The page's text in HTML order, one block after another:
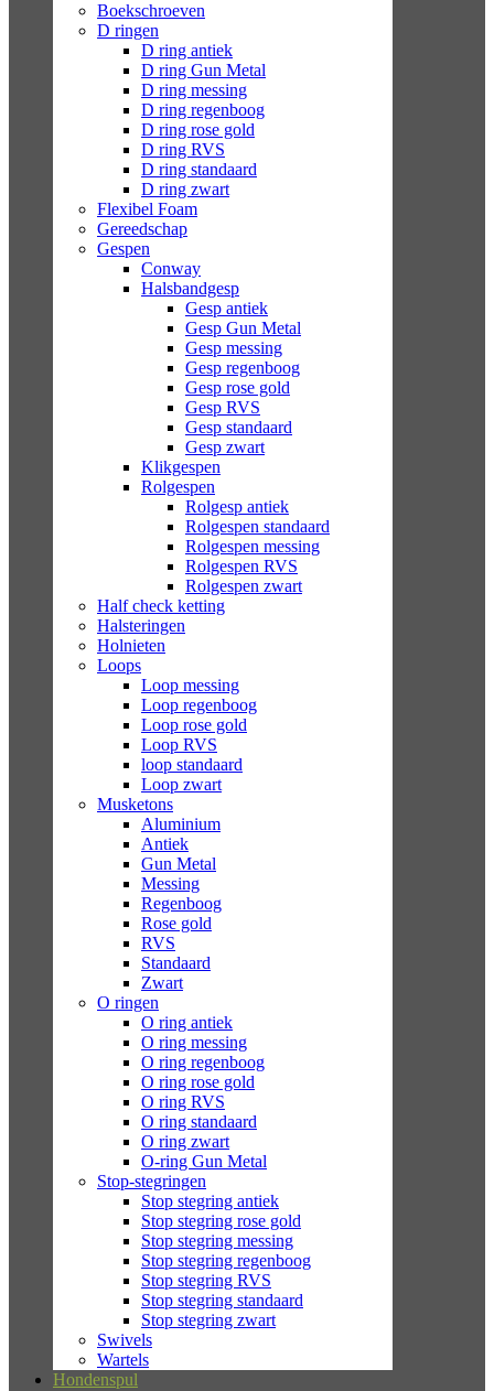
Boekschroeven
D ringen
D ring antiek
D ring Gun Metal
D ring messing
D ring regenboog
D ring rose gold
D ring RVS
D ring standaard
D ring zwart
Flexibel Foam
Gereedschap
Gespen
Conway
Halsbandgesp
Gesp antiek
Gesp Gun Metal
Gesp messing
Gesp regenboog
Gesp rose gold
Gesp RVS
Gesp standaard
Gesp zwart
Klikgespen
Rolgespen
Rolgesp antiek
Rolgespen standaard
Rolgespen messing
Rolgespen RVS
Rolgespen zwart
Half check ketting
Halsteringen
Holnieten
Loops
Loop messing
Loop regenboog
Loop rose gold
Loop RVS
loop standaard
Loop zwart
Musketons
Aluminium
Antiek
Gun Metal
Messing
Regenboog
Rose gold
RVS
Standaard
Zwart
O ringen
O ring antiek
O ring messing
O ring regenboog
O ring rose gold
O ring RVS
O ring standaard
O ring zwart
O-ring Gun Metal
Stop-stegringen
Stop stegring antiek
Stop stegring rose gold
Stop stegring messing
Stop stegring regenboog
Stop stegring RVS
Stop stegring standaard
Stop stegring zwart
Swivels
Wartels
Hondenspul